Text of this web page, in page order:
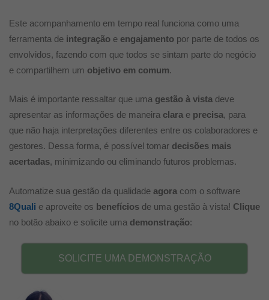
Este acompanhamento em tempo real funciona como uma
ferramenta de integração e engajamento por parte de todos os
envolvidos, fazendo com que todos se sintam parte do negócio
e compartilhem um objetivo em comum.
Mais é importante ressaltar que uma gestão à vista deve
apresentar as informações de maneira clara e precisa, para
que não haja interpretações diferentes entre os colaboradores e
gestores. Dessa forma, é possível tomar decisões mais
acertadas, minimizando ou eliminando futuros problemas.
Automatize sua gestão da qualidade agora com o software
8Quali e aproveite os benefícios de uma gestão à vista! Clique
no botão abaixo e solicite uma demonstração:
SOLICITE UMA DEMONSTRAÇÃO